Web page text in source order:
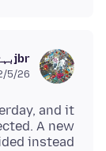
jbr
26 11:18 AM
and it
A new
instead.